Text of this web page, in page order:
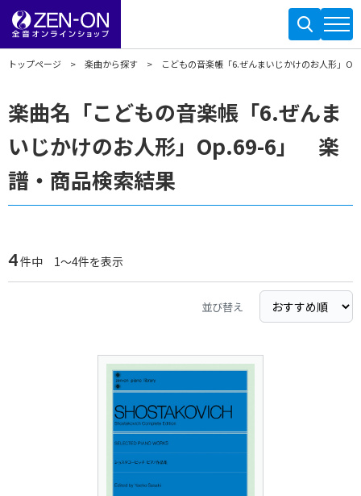
トップページ 楽曲から探す こどもの音楽帳「6.ぜんまいじかけのお人形」
楽曲名「こどもの音楽帳「6.ぜんま
いじかけのお人形」Op.69-6」 楽
譜・商品検索結果
4件中 1～4件を表示
並び替え